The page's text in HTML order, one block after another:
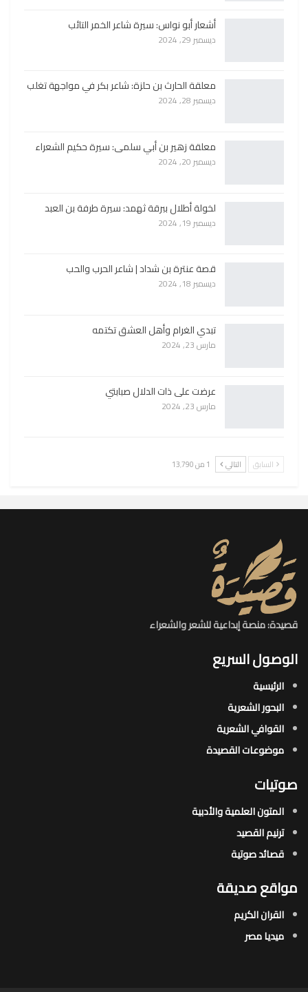
أشعار أبو نواس: سيرة شاعر الخمر التائب
ديسمبر 29, 2024
معلقة الحارث بن حلزة: شاعر بكر في مواجهة تغلب
ديسمبر 28, 2024
معلقة زهير بن أبي سلمى: سيرة حكيم الشعراء
ديسمبر 20, 2024
لخولة أطلال ببرقة ثهمد: سيرة طرفة بن العبد
ديسمبر 19, 2024
قصة عنترة بن شداد | شاعر الحرب والحب
ديسمبر 18, 2024
تبدي الغرام وأهل العشق تكتمه
مارس 23, 2024
عرضت على ذات الدلال صبابتي
مارس 23, 2024
السابق التالي 1 من 13٬790
قصيدة: منصة إبداعية للشعر والشعراء
الوصول السريع
الرئيسية
البحور الشعرية​
القوافي الشعرية​
موضوعات القصيدة​
صوتيات
المتون العلمية والأدبية
ترنيم القصيد
قصائد صوتية
مواقع صديقة
القران الكريم
ميديا مصر